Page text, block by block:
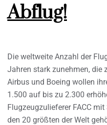
Abflug!
Die weltweite Anzahl der
Jahren stark zunehmen, die
Airbus und Boeing wollen
1.500 auf bis zu 2.300
Flugzeugzulieferer FACC
den 20 größten der Welt